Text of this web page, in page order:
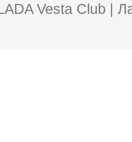
Vesta Club |